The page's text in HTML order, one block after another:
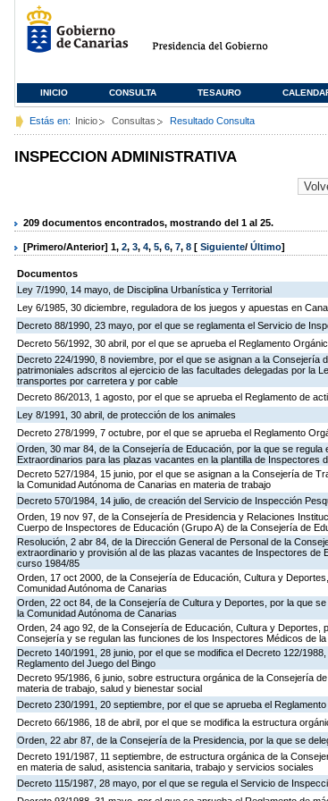
INICIO CONSULTA TESAURO
Estás en: Inicio Consultas Resultado Consulta
INSPECCION ADMINISTRATIVA
209 documentos encontrados, mostrando del 1 al 25.
[Primero/Anterior] 1, 2, 3, 4, 5, 6, 7, 8 [ Siguiente/ Último]
Documentos
Ley 7/1990, 14 mayo, de Disciplina Urbanística y Territorial
Ley 6/1985, 30 diciembre, reguladora de los juegos y apuestas en
Decreto 88/1990, 23 mayo, por el que se reglamenta el Servicio de
Decreto 56/1992, 30 abril, por el que se aprueba el Reglamento
Decreto 224/1990, 8 noviembre, por el que se asignan a la
patrimoniales adscritos al ejercicio de las facultades delegadas por la
transportes por carretera y por cable
Decreto 86/2013, 1 agosto, por el que se aprueba el Reglamento de
Ley 8/1991, 30 abril, de protección de los animales
Decreto 278/1999, 7 octubre, por el que se aprueba el Reglamento
Orden, 30 mar 84, de la Consejería de Educación, por la que se
Extraordinarios para las plazas vacantes en la plantilla de Inspectores
Decreto 527/1984, 15 junio, por el que se asignan a la Consejería de
la Comunidad Autónoma de Canarias en materia de trabajo
Decreto 570/1984, 14 julio, de creación del Servicio de Inspección
Orden, 19 nov 97, de la Consejería de Presidencia y Relaciones
Cuerpo de Inspectores de Educación (Grupo A) de la Consejería de
Resolución, 2 abr 84, de la Dirección General de Personal de la
extraordinario y provisión al de las plazas vacantes de Inspectores de
curso 1984/85
Orden, 17 oct 2000, de la Consejería de Educación, Cultura y
Comunidad Autónoma de Canarias
Orden, 22 oct 84, de la Consejería de Cultura y Deportes, por la que
la Comunidad Autónoma de Canarias
Orden, 24 ago 92, de la Consejería de Educación, Cultura y Deportes,
Consejería y se regulan las funciones de los Inspectores Médicos de la
Decreto 140/1991, 28 junio, por el que se modifica el Decreto 122/
Reglamento del Juego del Bingo
Decreto 95/1986, 6 junio, sobre estructura orgánica de la Consejería
materia de trabajo, salud y bienestar social
Decreto 230/1991, 20 septiembre, por el que se aprueba el
Decreto 66/1986, 18 de abril, por el que se modifica la estructura
Orden, 22 abr 87, de la Consejería de la Presidencia, por la que se
Decreto 191/1987, 11 septiembre, de estructura orgánica de la
en materia de salud, asistencia sanitaria, trabajo y servicios sociales
Decreto 115/1987, 28 mayo, por el que se regula el Servicio de